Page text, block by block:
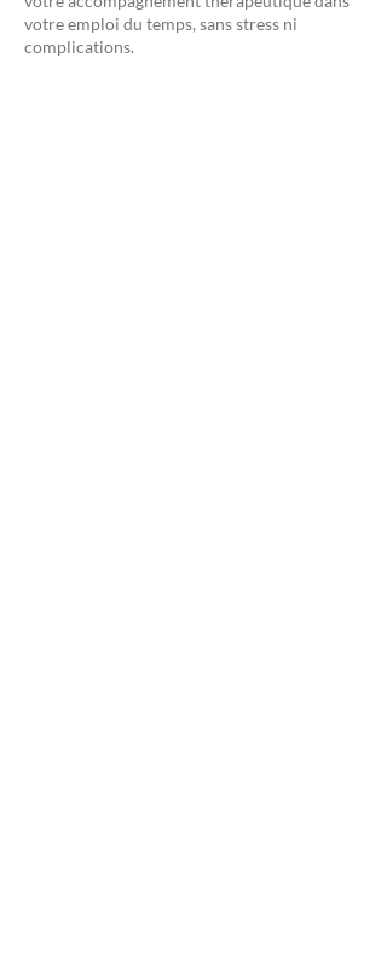
votre emploi du temps, sans stress ni
complications.